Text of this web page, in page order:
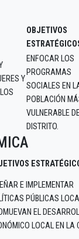
OBJETIVOS
Y
ENFOCAR LOS
PROGRAMAS
SOCIALES EN
POBLACIÓN
VULNERABLE
DISTRITO.
E IMPLEMENTAR
PÚBLICAS
EL
LOCAL EN LA